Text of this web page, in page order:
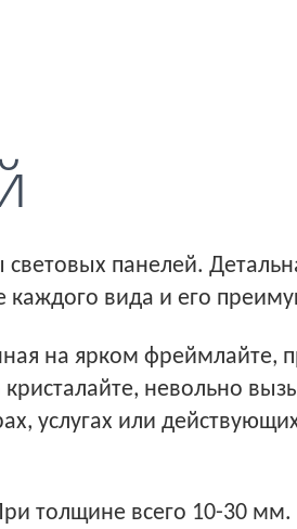
панелей.
вида и его
на ярком
невольно
услугах или
толщине всего 10-30